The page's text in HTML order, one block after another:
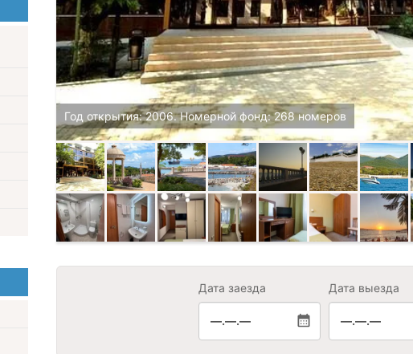
Год открытия: 2006. Номерной фонд: 268 номеров
Дата заезда
—.—.—
Дата выезда
—.—.—